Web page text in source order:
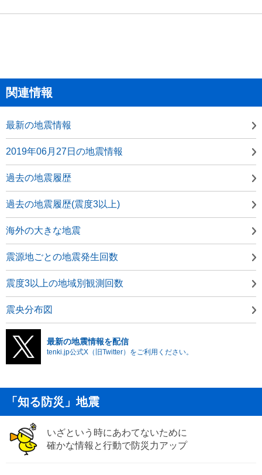
関連情報
最新の地震情報
2019年06月27日の地震情報
過去の地震履歴
過去の地震履歴(震度3以上)
海外の大きな地震
震源地ごとの地震発生回数
震度3以上の地域別観測回数
震央分布図
最新の地震情報を配信
tenki.jp公式X（旧Twitter）をご利用ください。
「知る防災」地震
いざという時にあわてないために
確かな情報と行動で防災力アップ